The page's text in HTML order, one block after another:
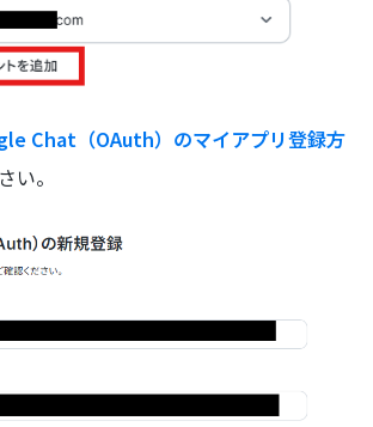
Chat（OAuth）のマイアプリ登録方
い。